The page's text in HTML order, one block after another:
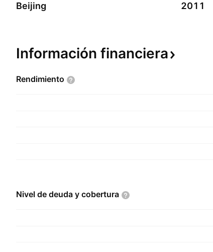
Beijing 2011
Información financiera
Rendimiento
Nivel de deuda y cobertura